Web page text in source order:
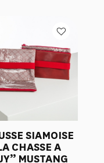
SIAMOISE
CHASSE A
MUSTANG